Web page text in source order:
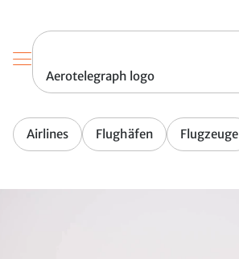
Aerotelegraph logo
Airlines Flughäfen Flugzeuge